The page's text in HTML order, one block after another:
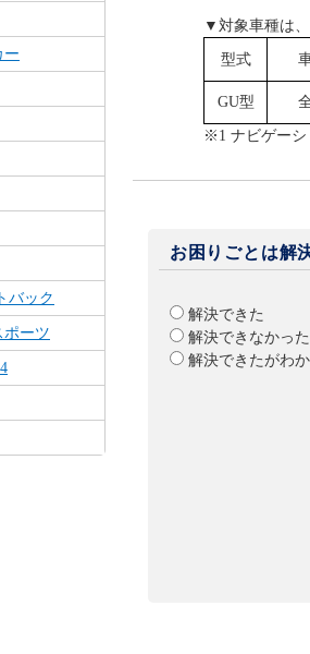
ー
バック
ポーツ
▼対象車種は
型式
GU型
※1 ナビゲーシ
お困りごとは解
解決できた
解決できなかった
解決できたがわ